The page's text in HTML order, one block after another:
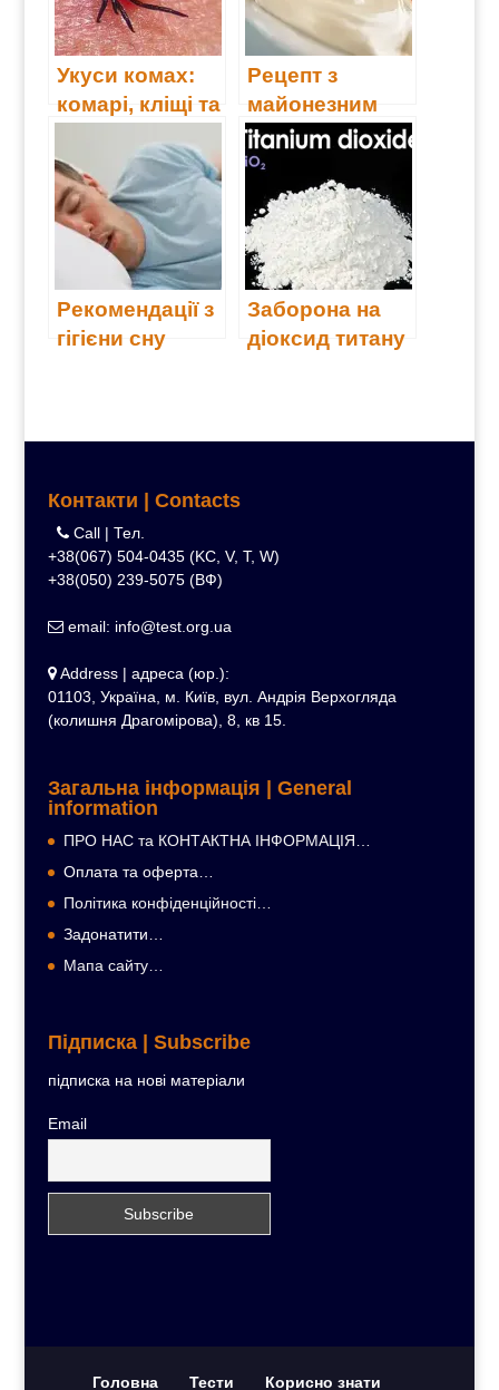
Укуси комах:
комарі, кліщі та
Рецепт з
майонезним
соусом
Рекомендації з
гігієни сну
Заборона на
діоксид титану
Контакти | Contacts
Call | Тел.
+38(067) 504-0435 (KC, V, T, W)
+38(050) 239-5075 (ВФ)
email: info@test.org.ua
Address | адреса (юр.):
01103, Україна, м. Київ, вул. Андрія Верхогляда
(колишня Драгомірова), 8, кв 15.
Загальна інформація | General
information
ПРО НАС та КОНТАКТНА ІНФОРМАЦІЯ…
Оплата та оферта…
Політика конфіденційності…
Задонатити…
Мапа сайту…
Підписка | Subscribe
підписка на нові матеріали
Email
Головна Тести Корисно знати